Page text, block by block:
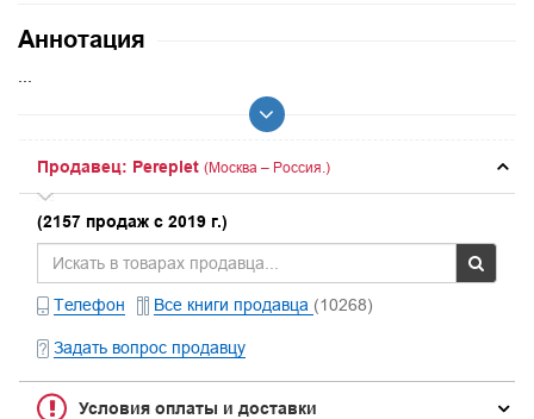
Аннотация
Продавец: Pereplet (Москва – Россия.)
(2157 продаж с 2019 г.)
Телефон Все книги продавца (10268)
Задать вопрос продавцу
Условия оплаты и доставки